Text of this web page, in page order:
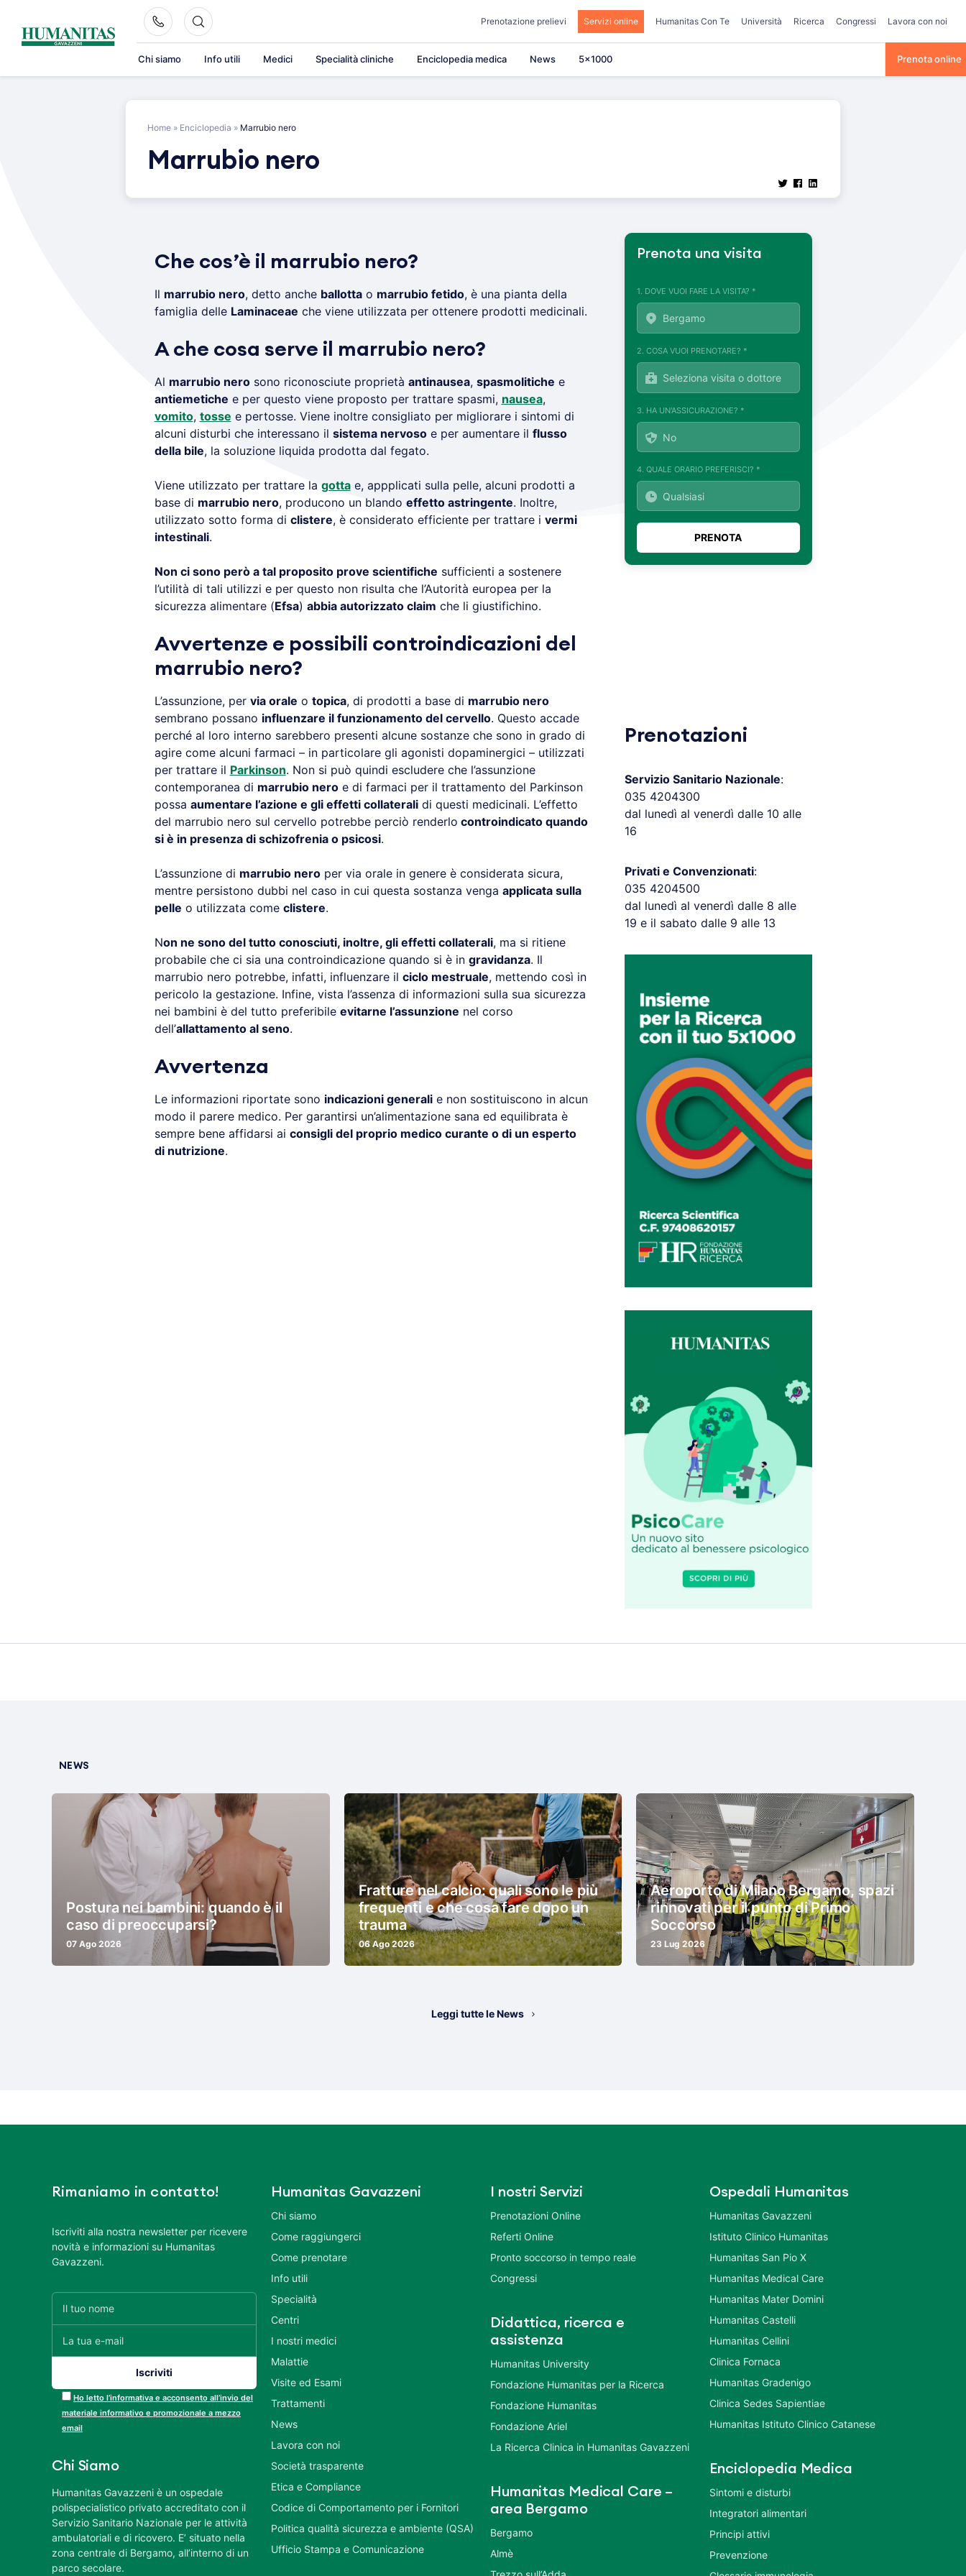
content
Prenotazione prelievi Servizi online Humanitas Con Te Università Ricerca Congressi Lavora con noi
Chi siamo Info utili Medici Specialità cliniche Enciclopedia medica News 5×1000 Prenota online
Home » Enciclopedia » Marrubio nero
Marrubio nero
Che cos’è il marrubio nero?
Il marrubio nero, detto anche ballottao marrubio fetido, è una pianta della
famiglia delle Laminaceae che viene utilizzata per ottenere prodotti medicinali.
A che cosa serve il marrubio nero?
Al marrubio nerosono riconosciute proprietà antinausea, spasmolitiche e
antiemetiche e per questo viene proposto per trattare spasmi, nausea,
vomito, tosse e pertosse. Viene inoltre consigliato per migliorare i sintomi di
alcuni disturbi che interessano il sistema nervosoe per aumentare il flusso
della bile, la soluzione liquida prodotta dal fegato.
Viene utilizzato per trattare la gottae, appplicati sulla pelle, alcuni prodotti a
base di marrubio nero, producono un blando effetto astringente. Inoltre,
utilizzato sotto forma di clistere, è considerato efficiente per trattare i vermi
intestinali.
Non ci sono però a tal proposito prove scientifiche sufficienti a sostenere
l’utilità di tali utilizzi e per questo non risulta che l’Autorità europea per la
sicurezza alimentare (Efsa) abbia autorizzato claim che li giustifichino.
Avvertenze e possibili controindicazioni del
marrubio nero?
L’assunzione, per via orale o topica, di prodotti a base di marrubio nero
sembrano possano influenzare il funzionamento del cervello. Questo accade
perché al loro interno sarebbero presenti alcune sostanze che sono in grado di
agire come alcuni farmaci – in particolare gli agonisti dopaminergici – utilizzati
per trattare il Parkinson. Non si può quindi escludere che l’assunzione
contemporanea di marrubio neroe di farmaci per il trattamento del Parkinson
possa aumentare l’azione e gli effetti collateralidi questi medicinali. L’effetto
del marrubio nero sul cervello potrebbe perciò renderlo controindicato quando
si è in presenza di schizofrenia o psicosi.
L’assunzione di marrubio neroper via orale in genere è considerata sicura,
mentre persistono dubbi nel caso in cui questa sostanza venga applicata sulla
pelle o utilizzata come clistere.
Non ne sono del tutto conosciuti, inoltre, gli effetti collaterali, ma si ritiene
probabile che ci sia una controindicazione quando si è in gravidanza. Il
marrubio nero potrebbe, infatti, influenzare il ciclo mestruale, mettendo così in
pericolo la gestazione. Infine, vista l’assenza di informazioni sulla sua sicurezza
nei bambini è del tutto preferibile evitarne l’assunzione nel corso
dell’allattamento al seno.
Avvertenza
Le informazioni riportate sono indicazioni generalie non sostituiscono in alcun
modo il parere medico. Per garantirsi un’alimentazione sana ed equilibrata è
sempre bene affidarsi ai consigli del proprio medico curante o di un esperto
di nutrizione.
Prenota una visita
1. DOVE VUOI FARE LA VISITA? *
2. COSA VUOI PRENOTARE? *
3. HA UN'ASSICURAZIONE? *
4. QUALE ORARIO PREFERISCI? *
Prenotazioni
Servizio Sanitario Nazionale:
035 4204300
dal lunedì al venerdì dalle 10 alle
16
Privati e Convenzionati:
035 4204500
dal lunedì al venerdì dalle 8 alle
19 e il sabato dalle 9 alle 13
NEWS
Postura nei bambini: quando è il
caso di preoccuparsi?
07 Ago 2026
Fratture nel calcio: quali sono le più
frequenti e che cosa fare dopo un
trauma
06 Ago 2026
Aeroporto di Milano Bergamo, spazi
rinnovati per il punto di Primo
Soccorso
23 Lug 2026
Leggi tutte le News
Rimaniamo in contatto!
Iscriviti alla nostra newsletter per ricevere
novità e informazioni su Humanitas
Gavazzeni.
Ho letto l’informativa e acconsento all’invio del
materiale informativo e promozionale a mezzo
email
Chi Siamo
Humanitas Gavazzeni è un ospedale
polispecialistico privato accreditato con il
Servizio Sanitario Nazionale per le attività
ambulatoriali e di ricovero. E’ situato nella
zona centrale di Bergamo, all’interno di un
parco secolare.
Humanitas Gavazzeni
Chi siamo
Come raggiungerci
Come prenotare
Info utili
Specialità
Centri
I nostri medici
Malattie
Visite ed Esami
Trattamenti
News
Lavora con noi
Società trasparente
Etica e Compliance
Codice di Comportamento per i Fornitori
Politica qualità sicurezza e ambiente (QSA)
Ufficio Stampa e Comunicazione
I nostri Servizi
Prenotazioni Online
Referti Online
Pronto soccorso in tempo reale
Congressi
Didattica, ricerca e
assistenza
Humanitas University
Fondazione Humanitas per la Ricerca
Fondazione Humanitas
Fondazione Ariel
La Ricerca Clinica in Humanitas Gavazzeni
Humanitas Medical Care –
area Bergamo
Bergamo
Almè
Ospedali Humanitas
Humanitas Gavazzeni
Istituto Clinico Humanitas
Humanitas San Pio X
Humanitas Medical Care
Humanitas Mater Domini
Humanitas Castelli
Humanitas Cellini
Clinica Fornaca
Humanitas Gradenigo
Clinica Sedes Sapientiae
Humanitas Istituto Clinico Catanese
Enciclopedia Medica
Sintomi e disturbi
Integratori alimentari
Principi attivi
Prevenzione